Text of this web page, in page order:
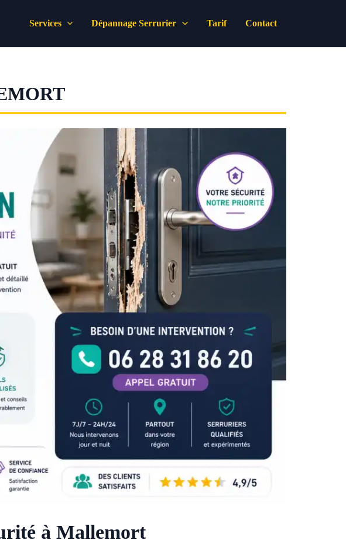
Services Dépannage Serrurier Tarif Contact
à Mallemort